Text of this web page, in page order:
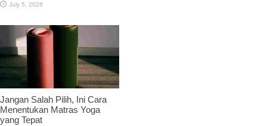
July 5, 2026
Jangan Salah Pilih, Ini Cara
Menentukan Matras Yoga
yang Tepat